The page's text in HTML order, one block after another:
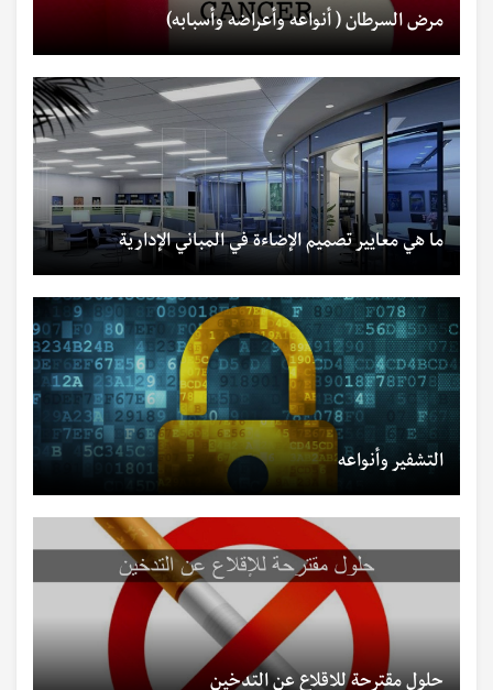
مرض السرطان ( أنواعه وأعراضه وأسبابه)
ما هي معايير تصميم الإضاءة في المباني الإدارية
التشفير وأنواعه
حلول مقترحة للاقلاع عن التدخين